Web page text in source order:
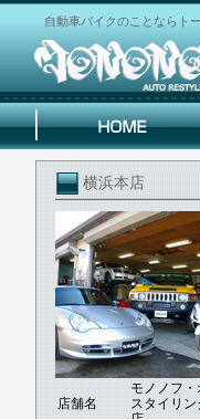
自動車バイクのことならト
横浜本店
店舗名
モノノフ・
スタイリ